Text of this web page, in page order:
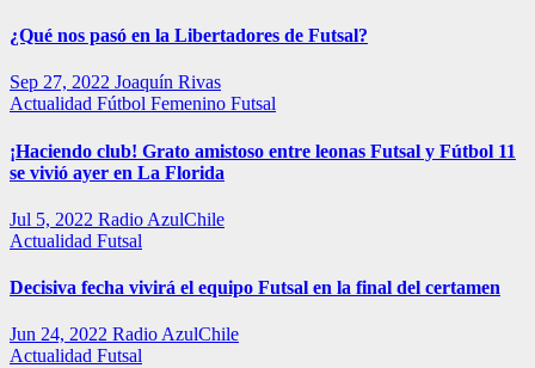
¿Qué nos pasó en la Libertadores de Futsal?
Sep 27, 2022 Joaquín Rivas
Actualidad Fútbol Femenino Futsal
¡Haciendo club! Grato amistoso entre leonas Futsal y Fútbol 11
se vivió ayer en La Florida
Jul 5, 2022 Radio AzulChile
Actualidad Futsal
Decisiva fecha vivirá el equipo Futsal en la final del certamen
Jun 24, 2022 Radio AzulChile
Actualidad Futsal